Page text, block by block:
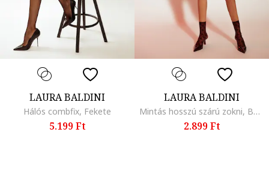
LAURA BALDINI
Hálós combfix, Fekete
5.199 Ft
LAURA BALDINI
Mintás hosszú szárú zokni, Bordó
2.899 Ft